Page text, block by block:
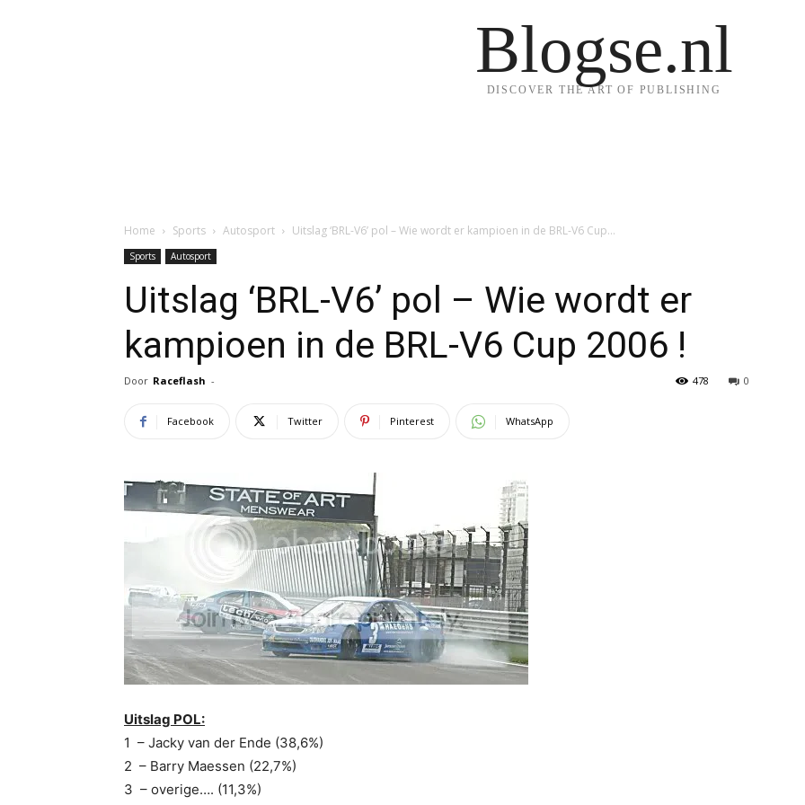
Blogse.nl
DISCOVER THE ART OF PUBLISHING
Home Sports Autosport Uitslag ‘BRL-V6’ pol – Wie wordt er kampioen in de BRL-V6 Cup...
Sports Autosport
Uitslag ‘BRL-V6’ pol – Wie wordt er
kampioen in de BRL-V6 Cup 2006 !
Door Raceflash - 0
478
Facebook Twitter Pinterest WhatsApp
Uitslag POL:
1 – Jacky van der Ende (38,6%)
2 – Barry Maessen (22,7%)
3 – overige…. (11,3%)